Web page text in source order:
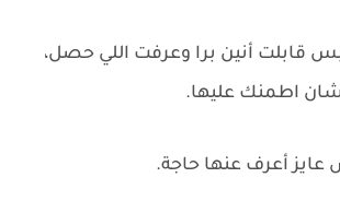
بس قابلت أنين برا وعرفت اللي حصل،
اطمنك عليها.
أعرف عنها حاجة.